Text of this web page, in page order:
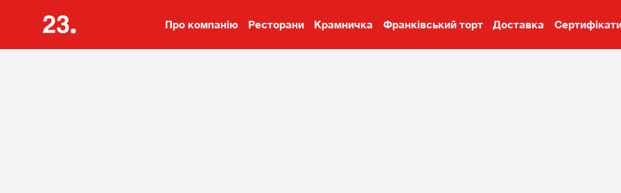
Про компанію Ресторани Крамничка Франківський торт Доставка
Про компанію Ресторани Крамничка Франківський торт Доставка